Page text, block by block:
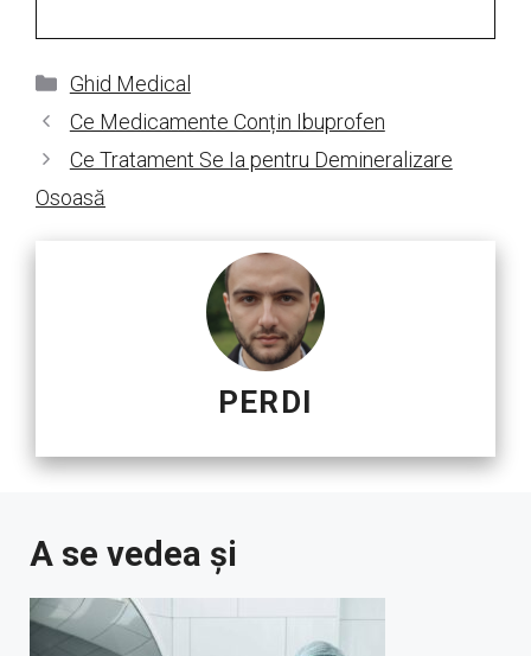
Categorii
Ghid Medical
Ce Medicamente Conțin Ibuprofen
Ce Tratament Se Ia pentru Demineralizare
Osoasă
PERDI
A se vedea și